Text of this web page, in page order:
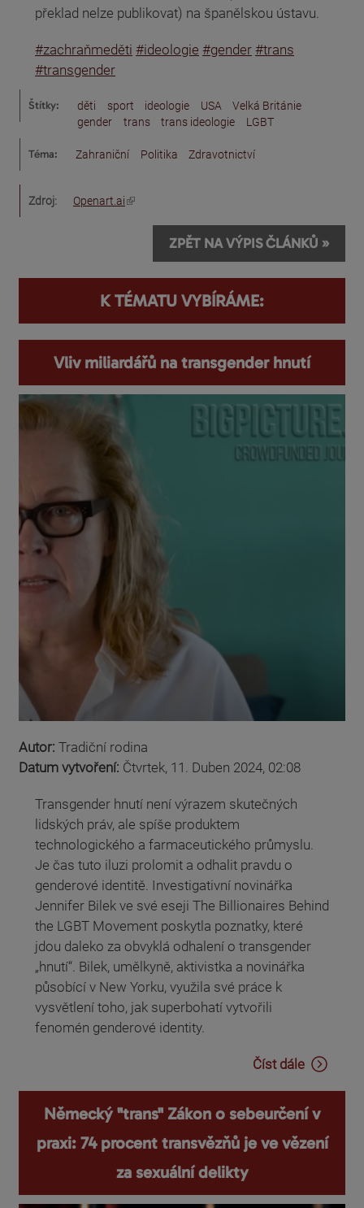
překlad nelze publikovat) na španělskou ústavu.
#zachraňmeděti #ideologie #gender #trans
#transgender
Štítky: děti sport ideologie USA
Velká Británie
gender
trans trans ideologie LGBT
Téma: Zahraniční Politika Zdravotnictví
Zdroj: Openart.ai
(odkaz je externí)
ZPĚT NA VÝPIS ČLÁNKŮ »
K TÉMATU VYBÍRÁME:
Vliv miliardářů na transgender hnutí
Autor: Tradiční rodina
Datum vytvoření: Čtvrtek, 11. Duben 2024, 02:08
Transgender hnutí není výrazem skutečných
lidských práv, ale spíše produktem
technologického a farmaceutického průmyslu.
Je čas tuto iluzi prolomit a odhalit pravdu o
genderové identitě. Investigativní novinářka
Jennifer Bilek ve své eseji The Billionaires Behind
the LGBT Movement poskytla poznatky, které
jdou daleko za obvyklá odhalení o transgender
„hnutí“. Bilek, umělkyně, aktivistka a novinářka
působící v New Yorku, využila své práce k
vysvětlení toho, jak superbohatí vytvořili
fenomén genderové identity.
Číst dále
Německý "trans" Zákon o sebeurčení v
praxi: 74 procent transvězňů je ve vězení
za sexuální delikty